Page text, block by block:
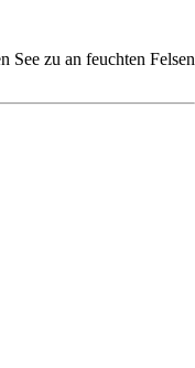
See zu an feuchten Felsen